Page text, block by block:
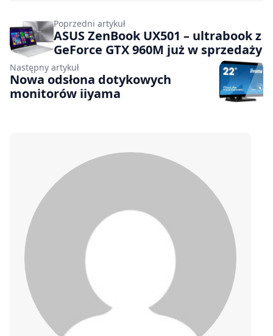
Poprzedni artykuł
ASUS ZenBook UX501 – ultrabook z
GeForce GTX 960M już w sprzedaży
Następny artykuł
Nowa odsłona dotykowych
monitorów iiyama